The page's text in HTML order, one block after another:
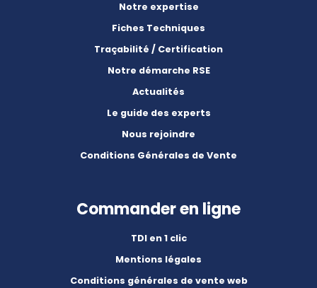
Notre expertise
Fiches Techniques
Traçabilité / Certification
Notre démarche RSE
Actualités
Le guide des experts
Nous rejoindre
Conditions Générales de Vente
Commander en ligne
TDI en 1 clic
Mentions légales
Conditions générales de vente web